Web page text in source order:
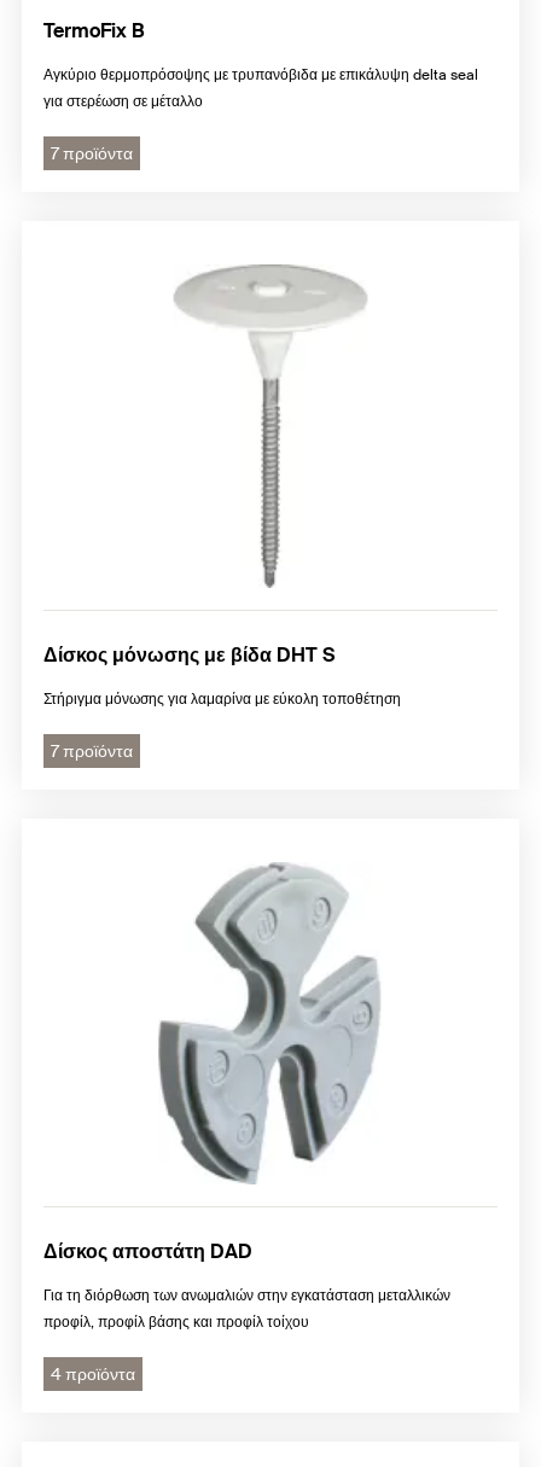
TermoFix B
Αγκύριο θερμοπρόσοψης με τρυπανόβιδα με επικάλυψη delta seal
για στερέωση σε μέταλλο
7 προϊόντα
Δίσκος μόνωσης με βίδα DHT S
Στήριγμα μόνωσης για λαμαρίνα με εύκολη τοποθέτηση
7 προϊόντα
Δίσκος αποστάτη DAD
Για τη διόρθωση των ανωμαλιών στην εγκατάσταση μεταλλικών
προφίλ, προφίλ βάσης και προφίλ τοίχου
4 προϊόντα